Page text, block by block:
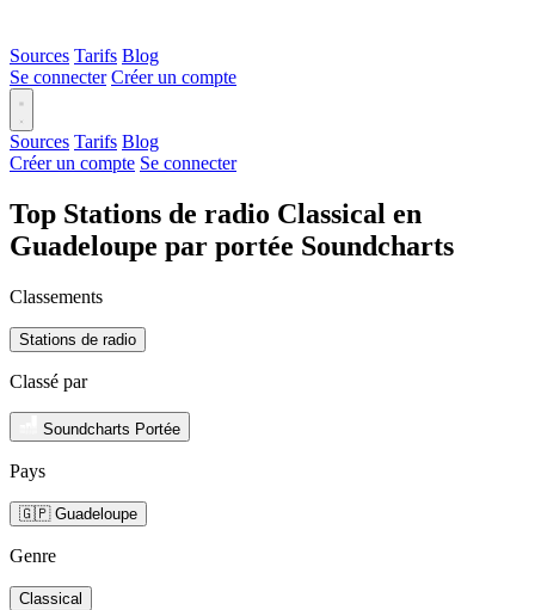
Sources Tarifs Blog
Se connecter Créer un compte
Sources Tarifs Blog
Créer un compte Se connecter
Top Stations de radio Classical en
Guadeloupe par portée Soundcharts
Classements
Stations de radio
Classé par
Soundcharts Portée
Pays
🇬🇵 Guadeloupe
Genre
Classical